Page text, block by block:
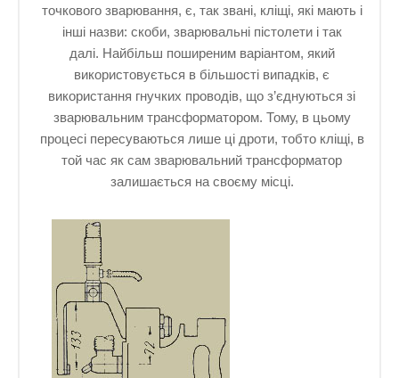
точкового зварювання, є, так звані, кліщі, які мають і
інші назви: скоби, зварювальні пістолети і так
далі. Найбільш поширеним варіантом, який
використовується в більшості випадків, є
використання гнучких проводів, що з’єднуються зі
зварювальним трансформатором. Тому, в цьому
процесі пересуваються лише ці дроти, тобто кліщі, в
той час як сам зварювальний трансформатор
залишається на своєму місці.